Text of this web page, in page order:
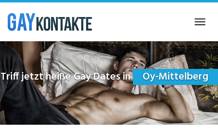
Skip
main
content
Triff jetzt heiße Gay Dates in Oy-Mittelberg